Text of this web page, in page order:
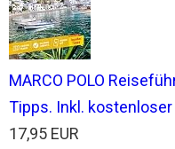
MARCO POLO
Tipps. Inkl.
17,95 EUR